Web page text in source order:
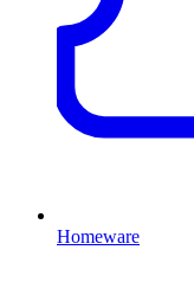
Homeware